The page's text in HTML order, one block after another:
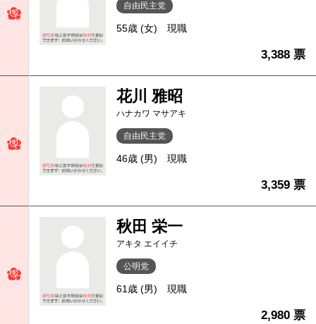
自由民主党
55歳 (女) 現職
3,388 票
花川 雅昭
ハナカワ マサアキ
自由民主党
46歳 (男) 現職
3,359 票
秋田 栄一
アキタ エイイチ
公明党
61歳 (男) 現職
2,980 票